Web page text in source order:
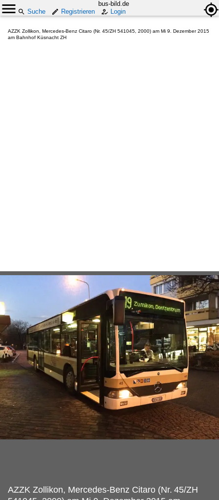
bus-bild.de
Suche
Registrieren Login
AZZK Zollikon, Mercedes-Benz Citaro (Nr. 45/ZH 541045, 2000) am Mi 9. Dezember 2015
am Bahnhof Küsnacht ZH
AZZK Zollikon, Mercedes-Benz Citaro (Nr. 45/ZH